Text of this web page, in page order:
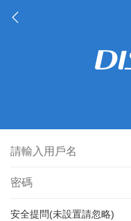
安全提問(未設置請忽略)